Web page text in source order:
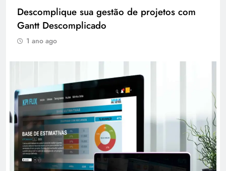
Descomplique sua gestão de projetos com
Gantt Descomplicado
1 ano ago